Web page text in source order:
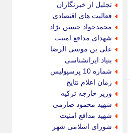
تجلیل از خبرنگاران
فعالیت های اقتصادی
محمدجواد حسین نژاد
شهدای مدافع امنیت
علی بن موسی الرضا
بنیاد ایرانشناسی
شماره 10 پرسپولیس
زمان اعلام نتایج
وزیر خارجه ترکیه
شهید محمود صارمی
شهید مدافع امنیت
شورای اسلامی شهر